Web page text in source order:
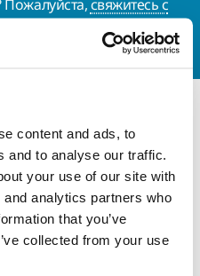
content and ads, to
and to analyse our traffic.
your use of our site with
analytics partners who
that you’ve
collected from your use
Пожалуйста,свяжитесь с
Отрасли
Области применения
Наши Решения